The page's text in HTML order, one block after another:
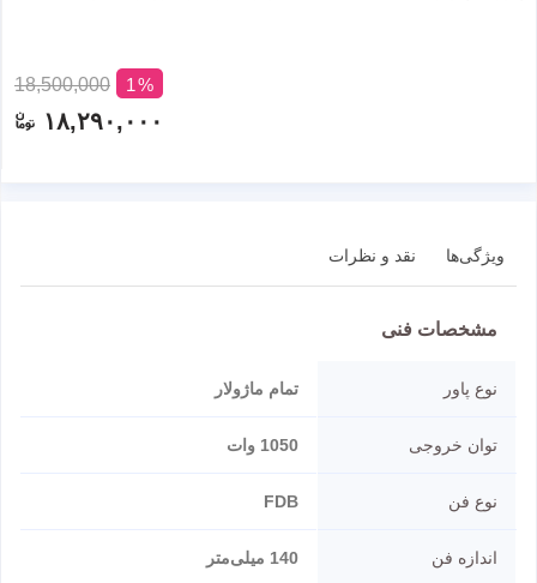
18,500,000 1
۱۸,۲۹۰,۰۰۰
ویژگی‌ها نقد و نظرات
مشخصات فنی
نوع پاور تمام ماژولار
توان خروجی 1050 وات
نوع فن FDB
اندازه فن 140 میلی‌متر